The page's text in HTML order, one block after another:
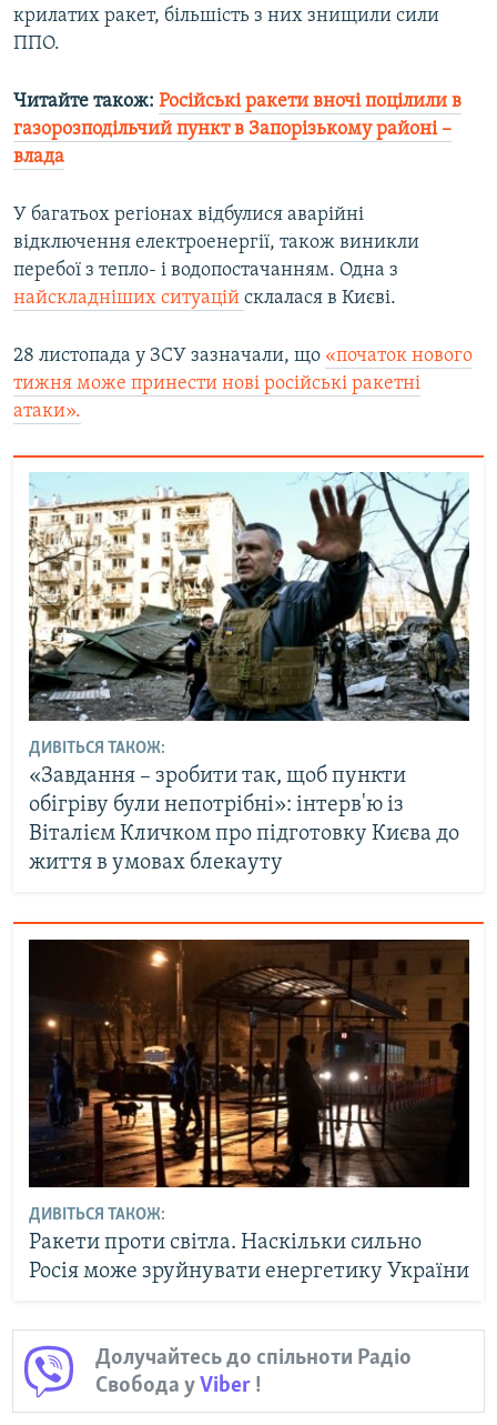
крилатих ракет, більшість з них знищили сили
ППО.
Читайте також: Російські ракети вночі поцілили в
газорозподільчий пункт в Запорізькому районі –
влада
У багатьох регіонах відбулися аварійні
відключення електроенергії, також виникли
перебої з тепло- і водопостачанням. Одна з
найскладніших ситуацій склалася в Києві.
28 листопада у ЗСУ зазначали, що «початок нового
тижня може принести нові російські ракетні
атаки».
ДИВІТЬСЯ ТАКОЖ:
«Завдання – зробити так, щоб пункти
обігріву були непотрібні»: інтерв'ю із
Віталієм Кличком про підготовку Києва до
життя в умовах блекауту
ДИВІТЬСЯ ТАКОЖ:
Ракети проти світла. Наскільки сильно
Росія може зруйнувати енергетику України
Долучайтесь до спільноти Радіо
Свобода уViber !